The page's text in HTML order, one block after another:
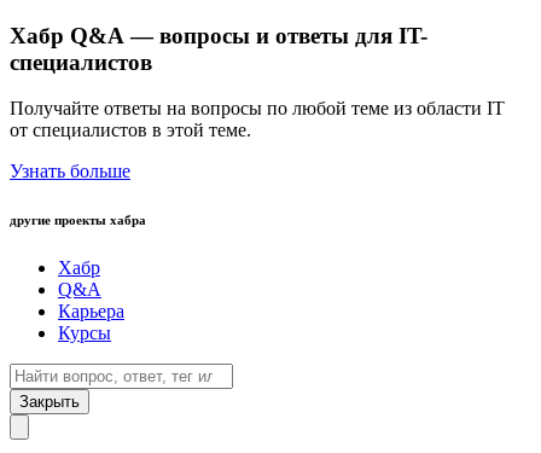
Хабр Q&A — вопросы и ответы для IT-
специалистов
Получайте ответы на вопросы по любой теме из области IT
от специалистов в этой теме.
Узнать больше
другие проекты хабра
Хабр
Q&A
Карьера
Курсы
Закрыть